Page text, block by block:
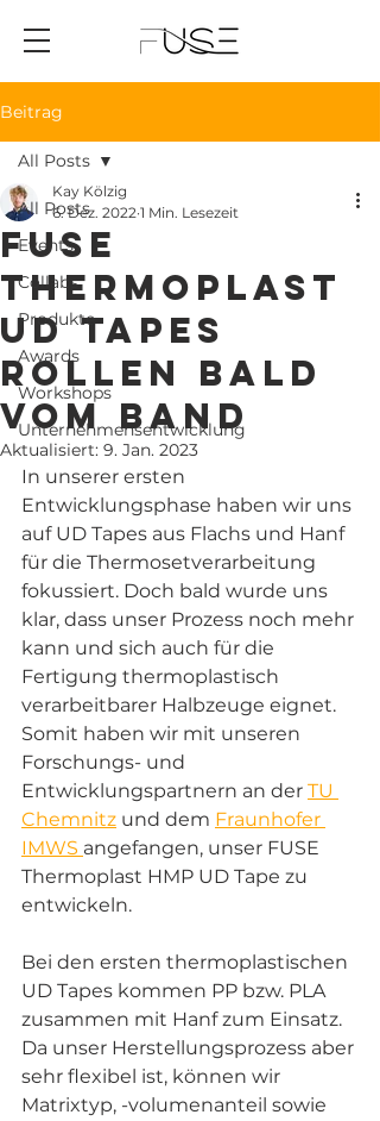
Beitrag
All Posts
Events
Collabs
Produkte
Awards
Workshops
Unternehmensentwicklung
All Posts
FUSE
Thermoplast
UD Tapes
rollen bald
vom Band
Kay Kölzig
6. Dez. 2022 1 Min. Lesezeit
Aktualisiert: 9. Jan. 2023
In unserer ersten
Entwicklungsphase haben wir uns
auf UD Tapes aus Flachs und Hanf
für die Thermosetverarbeitung
fokussiert. Doch bald wurde uns
klar, dass unser Prozess noch mehr
kann und sich auch für die
Fertigung thermoplastisch
verarbeitbarer Halbzeuge eignet.
Somit haben wir mit unseren
Forschungs- und
Entwicklungspartnern an der TU
Chemnitz und dem Fraunhofer
IMWS angefangen, unser FUSE
Thermoplast HMP UD Tape zu
entwickeln.
Bei den ersten thermoplastischen
UD Tapes kommen PP bzw. PLA
zusammen mit Hanf zum Einsatz.
Da unser Herstellungsprozess aber
sehr flexibel ist, können wir
Matrixtyp, -volumenanteil sowie